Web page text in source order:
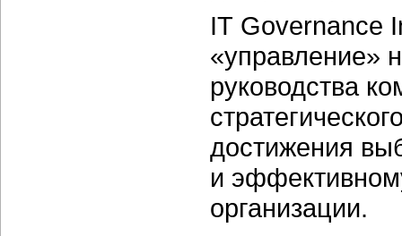
IT Governance
«управление»
руководства
достижения
и
организации.